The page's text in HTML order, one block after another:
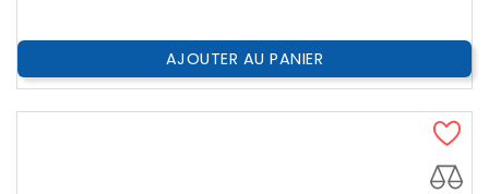
AJOUTER AU PANIER